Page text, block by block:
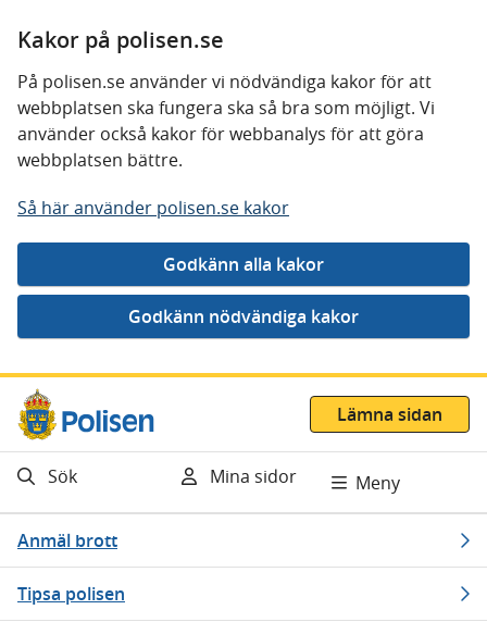
Kakor på polisen.se
På polisen.se använder vi nödvändiga kakor för att
webbplatsen ska fungera ska så bra som möjligt. Vi
använder också kakor för webbanalys för att göra
webbplatsen bättre.
Så här använder polisen.se kakor
Gå direkt till innehåll
Lämna sidan
Sök Mina sidor Meny
Anmäl brott
Tipsa polisen